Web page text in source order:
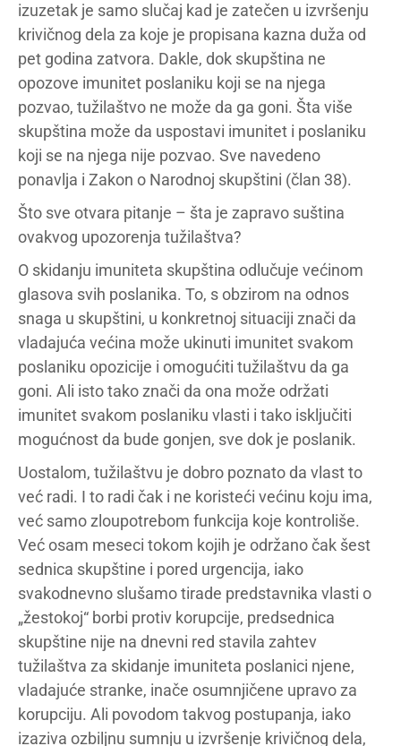
izuzetak je samo slučaj kad je zatečen u izvršenju
krivičnog dela za koje je propisana kazna duža od
pet godina zatvora. Dakle, dok skupština ne
opozove imunitet poslaniku koji se na njega
pozvao, tužilaštvo ne može da ga goni. Šta više
skupština može da uspostavi imunitet i poslaniku
koji se na njega nije pozvao. Sve navedeno
ponavlja i Zakon o Narodnoj skupštini (član 38).
Što sve otvara pitanje – šta je zapravo suština
ovakvog upozorenja tužilaštva?
O skidanju imuniteta skupština odlučuje većinom
glasova svih poslanika. To, s obzirom na odnos
snaga u skupštini, u konkretnoj situaciji znači da
vladajuća većina može ukinuti imunitet svakom
poslaniku opozicije i omogućiti tužilaštvu da ga
goni. Ali isto tako znači da ona može održati
imunitet svakom poslaniku vlasti i tako isključiti
mogućnost da bude gonjen, sve dok je poslanik.
Uostalom, tužilaštvu je dobro poznato da vlast to
već radi. I to radi čak i ne koristeći većinu koju ima,
već samo zloupotrebom funkcija koje kontroliše.
Već osam meseci tokom kojih je održano čak šest
sednica skupštine i pored urgencija, iako
svakodnevno slušamo tirade predstavnika vlasti o
„žestokoj“ borbi protiv korupcije, predsednica
skupštine nije na dnevni red stavila zahtev
tužilaštva za skidanje imuniteta poslanici njene,
vladajuće stranke, inače osumnjičene upravo za
korupciju. Ali povodom takvog postupanja, iako
izaziva ozbiljnu sumnju u izvršenje krivičnog dela,